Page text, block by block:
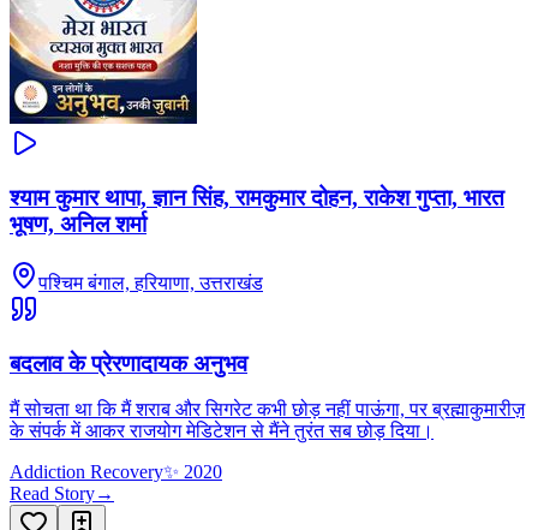
श्याम कुमार थापा, ज्ञान सिंह, रामकुमार दोहन, राकेश गुप्ता, भारत
भूषण, अनिल शर्मा
पश्चिम बंगाल, हरियाणा, उत्तराखंड
बदलाव के प्रेरणादायक अनुभव
मैं सोचता था कि मैं शराब और सिगरेट कभी छोड़ नहीं पाऊंगा, पर ब्रह्माकुमारीज़
के संपर्क में आकर राजयोग मेडिटेशन से मैंने तुरंत सब छोड़ दिया।
Addiction Recovery✨ 2020
Read Story→